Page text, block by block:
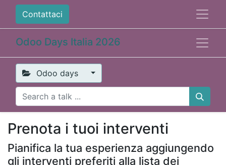
Contattaci
Odoo Days Italia 2026
Odoo days
Prenota i tuoi interventi
Pianifica la tua esperienza aggiungendo
gli interventi preferiti alla lista dei